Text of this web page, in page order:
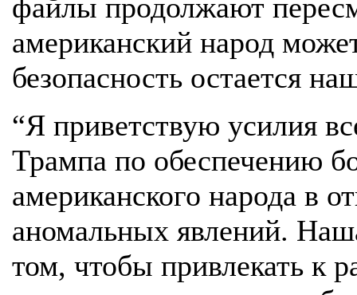
файлы продолжают
американский народ
безопасность остается
“Я приветствую усилия
Трампа по обеспечению
американского народа в
аномальных явлений.
том, чтобы привлекать к